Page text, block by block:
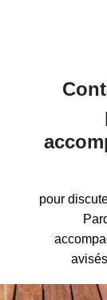
pour